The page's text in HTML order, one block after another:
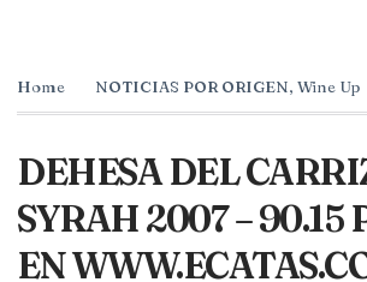
Home NOTICIAS POR ORIGEN, Wine Up
DEHESA DEL
SYRAH 2007 – 90.15
EN